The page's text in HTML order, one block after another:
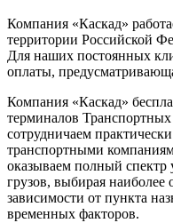
Компания «Каскад»
территории Российской
Для наших постоянных
оплаты,
Компания «Каскад»
терминалов
сотрудничаем
транспортными
оказываем полный спектр
грузов, выбирая
зависимости от пункта
временных факторов.